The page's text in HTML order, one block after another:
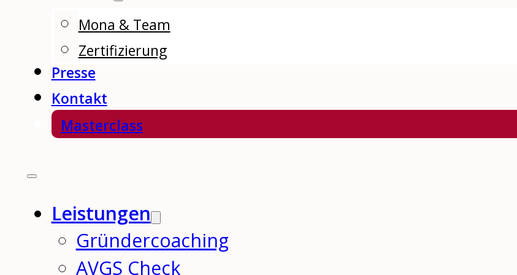
Mona & Team
Zertifizierung
Presse
Kontakt
Masterclass
Leistungen
Gründercoaching
AVGS Check